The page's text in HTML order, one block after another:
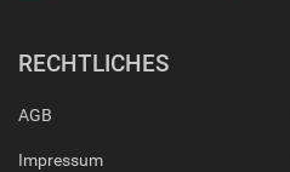
RECHTLICHES
AGB
Impressum